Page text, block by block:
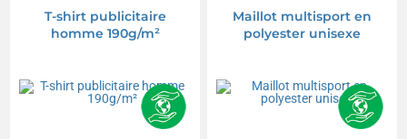
T-shirt publicitaire
homme 190g/m²
Maillot multisport en
polyester unisexe